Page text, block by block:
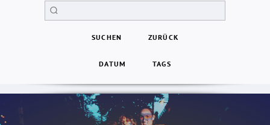
SUCHEN ZURÜCK
DATUM TAGS